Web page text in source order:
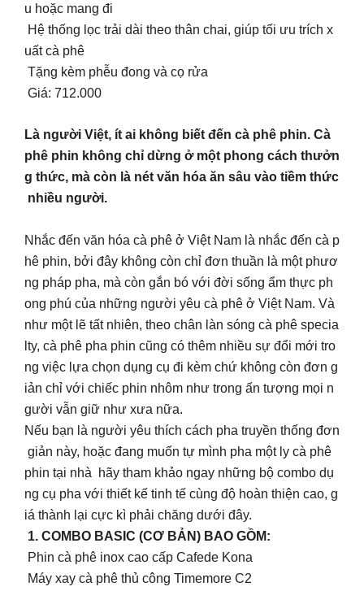
u hoặc mang đi
Hệ thống lọc trải dài theo thân chai, giúp tối ưu trích x
uất cà phê
Tặng kèm phễu đong và cọ rửa
Giá: 712.000
Là người Việt, ít ai không biết đến cà phê phin. Cà
phê phin không chỉ dừng ở một phong cách thưởn
g thức, mà còn là nét văn hóa ăn sâu vào tiềm thức
nhiều người.
Nhắc đến văn hóa cà phê ở Việt Nam là nhắc đến cà p
hê phin, bởi đây không còn chỉ đơn thuần là một phươ
ng pháp pha, mà còn gắn bó với đời sống ẩm thực ph
ong phú của những người yêu cà phê ở Việt Nam. Và
như một lẽ tất nhiên, theo chân làn sóng cà phê specia
lty, cà phê pha phin cũng có thêm nhiều sự đổi mới tro
ng việc lựa chọn dụng cụ đi kèm chứ không còn đơn g
iản chỉ với chiếc phin nhôm như trong ấn tượng mọi n
gười vẫn giữ như xưa nữa.
Nếu bạn là người yêu thích cách pha truyền thống đơn
giản này, hoặc đang muốn tự mình pha một ly cà phê
phin tại nhà hãy tham khảo ngay những bộ combo dụ
ng cụ pha với thiết kế tinh tế cùng độ hoàn thiện cao, g
iá thành lại cực kì phải chăng dưới đây.
1. COMBO BASIC (CƠ BẢN) BAO GỒM:
Phin cà phê inox cao cấp Cafede Kona
Máy xay cà phê thủ công Timemore C2